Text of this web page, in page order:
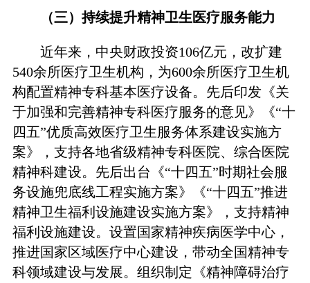
（三）持续提升精神卫生医疗服务能力
近年来，中央财政投资106亿元，改扩建
540余所医疗卫生机构，为600余所医疗卫生机
构配置精神专科基本医疗设备。先后印发《关
于加强和完善精神专科医疗服务的意见》《“十
四五”优质高效医疗卫生服务体系建设实施方
案》，支持各地省级精神专科医院、综合医院
精神科建设。先后出台《“十四五”时期社会服
务设施兜底线工程实施方案》《“十四五”推进
精神卫生福利设施建设实施方案》，支持精神
福利设施建设。设置国家精神疾病医学中心，
推进国家区域医疗中心建设，带动全国精神专
科领域建设与发展。组织制定《精神障碍治疗